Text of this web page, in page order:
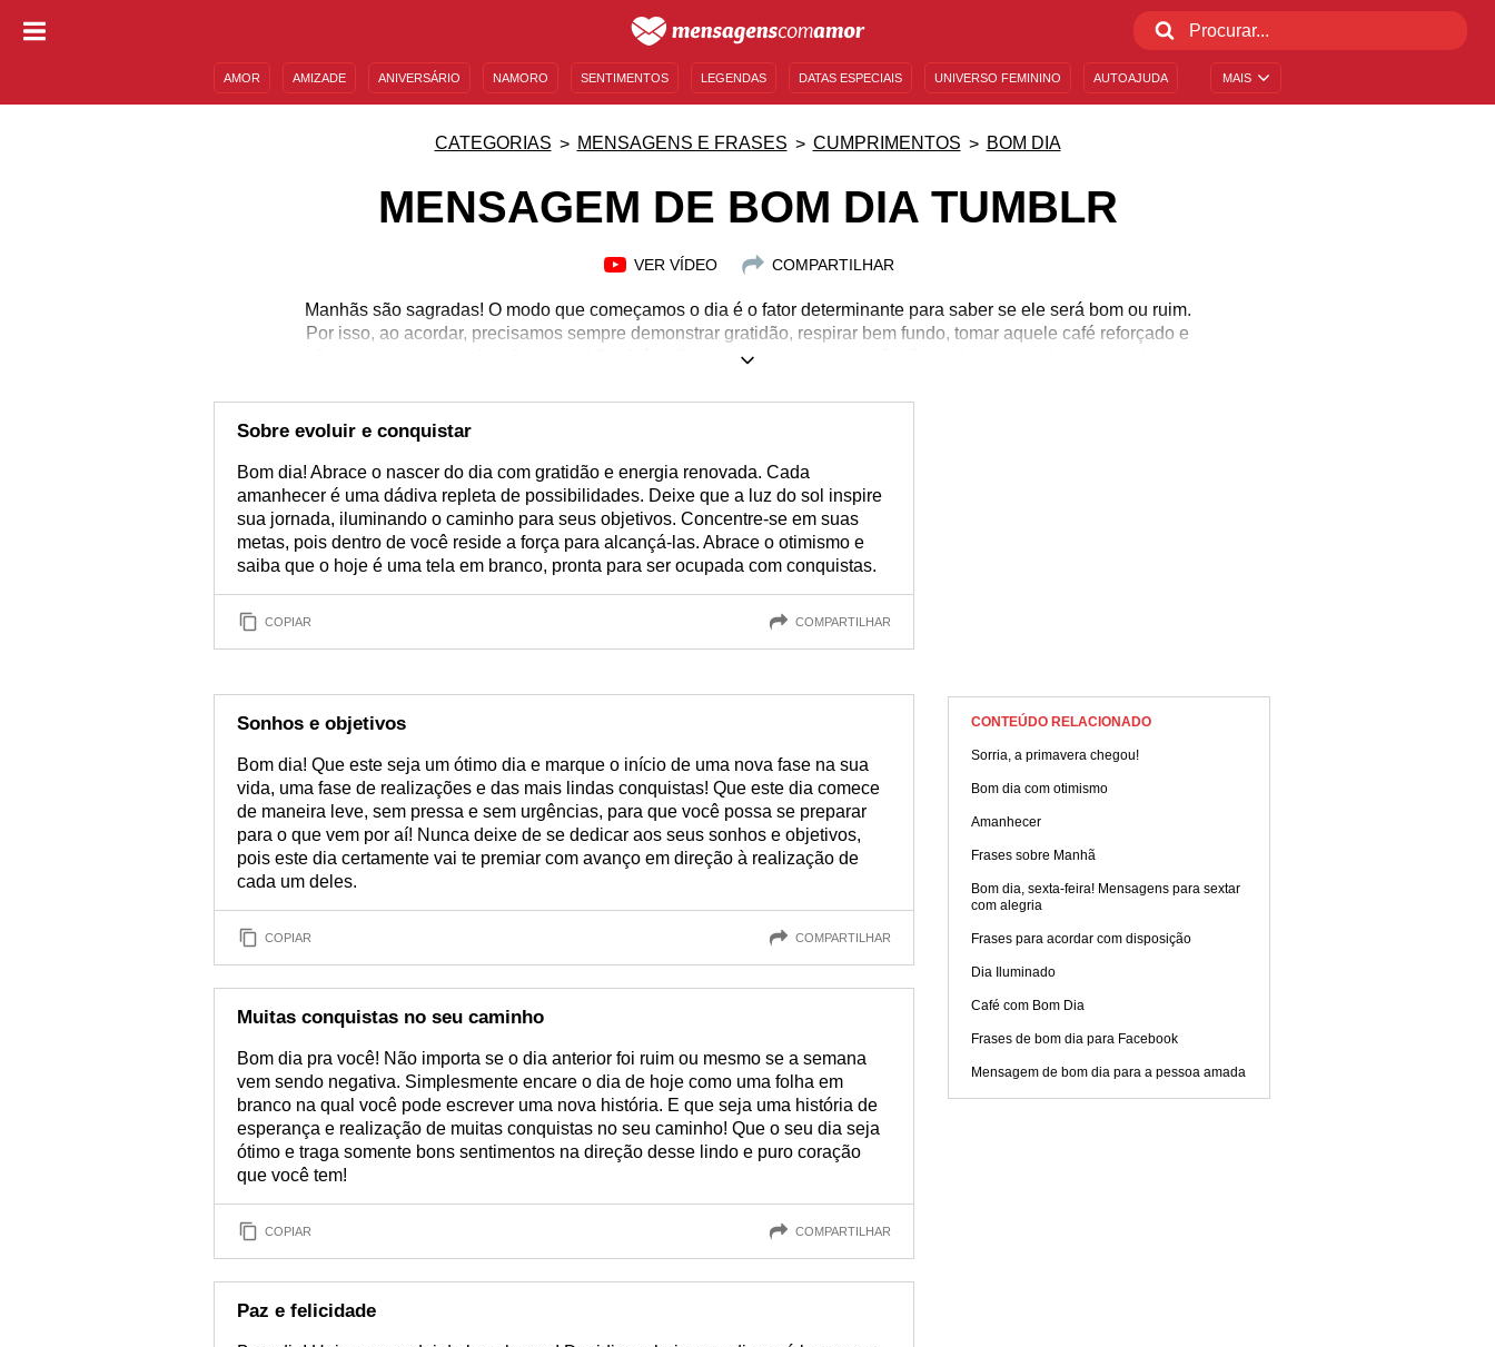
MAIS
AMOR AMIZADE ANIVERSÁRIO NAMORO SENTIMENTOS LEGENDAS DATAS ESPECIAIS UNIVERSO FEMININO AUTOAJUDA
CATEGORIAS MENSAGENS E FRASES CUMPRIMENTOS BOM DIA
MENSAGEM DE BOM DIA TUMBLR
VER VÍDEO COMPARTILHAR
Manhãs são sagradas! O modo que começamos o dia é o fator determinante para saber se ele será bom ou ruim.
Por isso, ao acordar, precisamos sempre demonstrar gratidão, respirar bem fundo, tomar aquele café reforçado e
ficar pronto para os desafios que virão. Além disso, esse momento também é excelente para desejarmos boas
vezes, uma simples mensagem sua pode tornar o dia delas muito mais leve. Por isso separamos aqui
mensagens de bom dia tumblr que são incríveis e com os mais variados desejos para que você possa enviar
Sobre evoluir e conquistar
Bom dia! Abrace o nascer do dia com gratidão e energia renovada. Cada
amanhecer é uma dádiva repleta de possibilidades. Deixe que a luz do sol inspire
sua jornada, iluminando o caminho para seus objetivos. Concentre-se em suas
metas, pois dentro de você reside a força para alcançá-las. Abrace o otimismo e
saiba que o hoje é uma tela em branco, pronta para ser ocupada com conquistas.
COPIAR COMPARTILHAR
Sonhos e objetivos
Bom dia! Que este seja um ótimo dia e marque o início de uma nova fase na sua
vida, uma fase de realizações e das mais lindas conquistas! Que este dia comece
de maneira leve, sem pressa e sem urgências, para que você possa se preparar
para o que vem por aí! Nunca deixe de se dedicar aos seus sonhos e objetivos,
pois este dia certamente vai te premiar com avanço em direção à realização de
cada um deles.
COPIAR COMPARTILHAR
Muitas conquistas no seu caminho
Bom dia pra você! Não importa se o dia anterior foi ruim ou mesmo se a semana
vem sendo negativa. Simplesmente encare o dia de hoje como uma folha em
branco na qual você pode escrever uma nova história. E que seja uma história de
esperança e realização de muitas conquistas no seu caminho! Que o seu dia seja
ótimo e traga somente bons sentimentos na direção desse lindo e puro coração
que você tem!
COPIAR COMPARTILHAR
Paz e felicidade
CONTEÚDO RELACIONADO
Sorria, a primavera chegou!
Bom dia com otimismo
Amanhecer
Frases sobre Manhã
Bom dia, sexta-feira! Mensagens para sextar
com alegria
Frases para acordar com disposição
Dia Iluminado
Café com Bom Dia
Frases de bom dia para Facebook
Mensagem de bom dia para a pessoa amada